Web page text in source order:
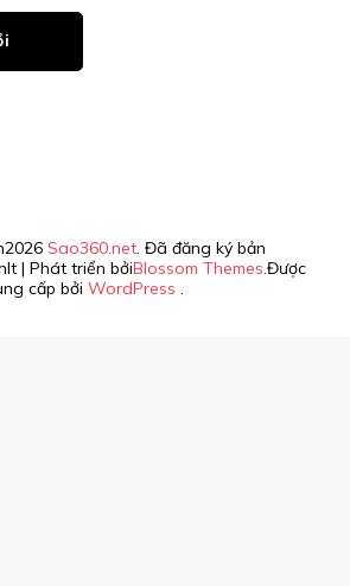
Sao360.net. Đã đăng ký bản
| Phát triển bởiBlossom Themes.Được
cấp bởi WordPress .